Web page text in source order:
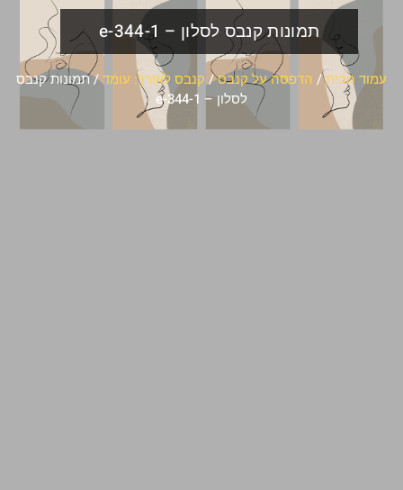
תמונות קנבס לסלון – e-344-1
עמוד הבית/ הדפסה על קנבס/קנבס לאורך: עומד/ תמונות קנבס
לסלון – e-344-1